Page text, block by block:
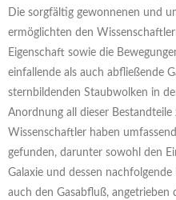
Die sorgfältig gewonnenen und
ermöglichten den
Eigenschaft sowie die
einfallende als auch abfließende
sternbildenden Staubwolken in
Anordnung all dieser
Wissenschaftler haben
gefunden, darunter sowohl den
Galaxie und dessen
auch den Gasabfluß, angetrieben